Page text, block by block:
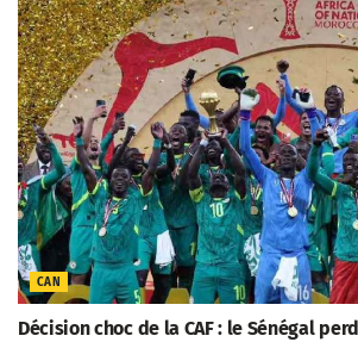
CAN
Décision choc de la CAF : le Sénégal